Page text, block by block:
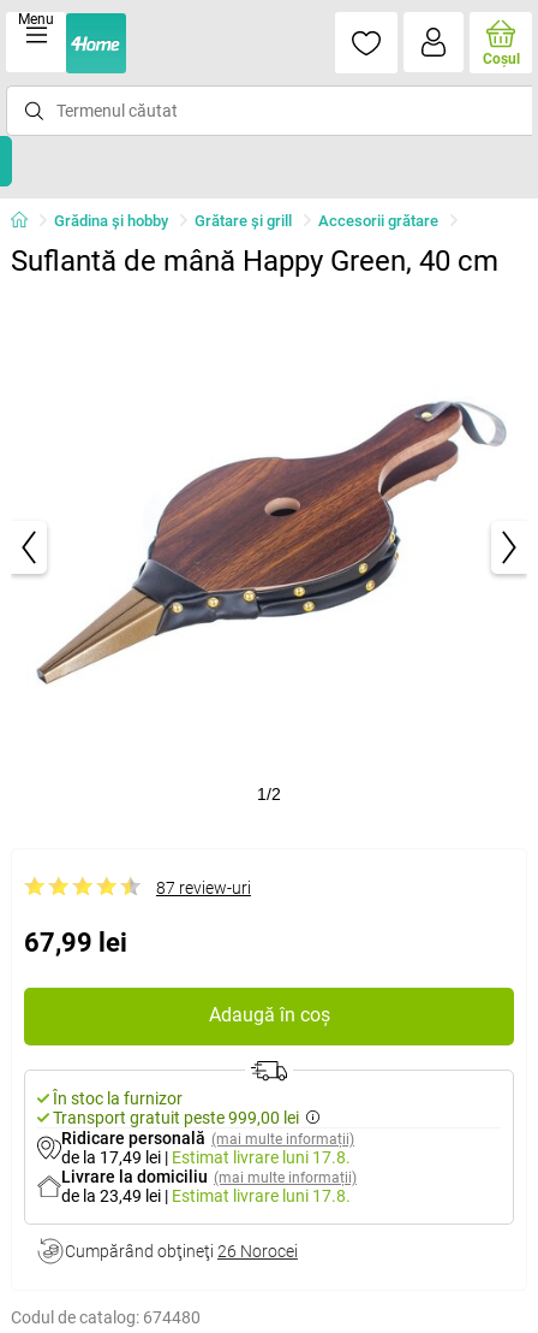
Menu
Coşul
Grădina şi hobby Grătare şi grill Accesorii grătare
Suflantă de mână Happy Green, 40 cm
1/2
87 review-uri
67,99 lei
Adaugă în coș
În stoc la furnizor
Transport gratuit peste 999,00 lei
Ridicare personală (mai multe informații)
de la 17,49 lei | Estimat livrare luni 17.8.
Livrare la domiciliu (mai multe informații)
de la 23,49 lei | Estimat livrare luni 17.8.
Cumpărând obţineţi 26 Norocei
Codul de catalog: 674480